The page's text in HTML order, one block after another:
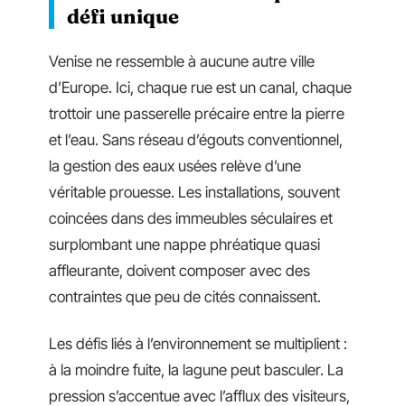
défi unique
Venise ne ressemble à aucune autre ville
d’Europe. Ici, chaque rue est un canal, chaque
trottoir une passerelle précaire entre la pierre
et l’eau. Sans réseau d’égouts conventionnel,
la gestion des eaux usées relève d’une
véritable prouesse. Les installations, souvent
coincées dans des immeubles séculaires et
surplombant une nappe phréatique quasi
affleurante, doivent composer avec des
contraintes que peu de cités connaissent.
Les défis liés à l’environnement se multiplient :
à la moindre fuite, la lagune peut basculer. La
pression s’accentue avec l’afflux des visiteurs,